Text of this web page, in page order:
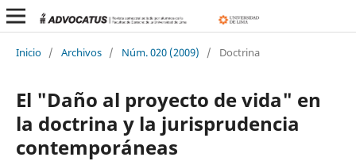
Inicio / Archivos / Núm. 020 (2009) / Doctrina
El "Daño al proyecto de vida" en
la doctrina y la jurisprudencia
contemporáneas